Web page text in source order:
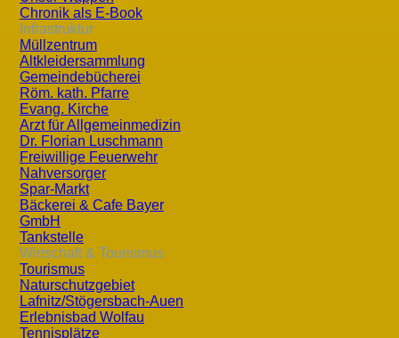
Chronik als E-Book
Infrastruktur
Müllzentrum
Altkleidersammlung
Gemeindebücherei
Röm. kath. Pfarre
Evang. Kirche
Arzt für Allgemeinmedizin
Dr. Florian Luschmann
Freiwillige Feuerwehr
Nahversorger
Spar-Markt
Bäckerei & Cafe Bayer
GmbH
Tankstelle
Wirtschaft & Tourismus
Tourismus
Naturschutzgebiet
Lafnitz/Stögersbach-Auen
Erlebnisbad Wolfau
Tennisplätze
Unsere Website verwendet so genannte Cookies. Dabei
Endgerät abgelegt werden. Sie richten keinen Schaden
Einige Cookies bleiben auf Ihrem Endgerät gespeichert,
Besuch wiederzuerkennen. Wenn Sie dies nicht
Cookies informiert und Sie dies nur im Einzelfall
eingeschränkt sein.
Social Media Cookies
Auf dieser Seite werden Social media Plug-ins
empfehlen und teilen zu können. Hierfür setzen wir ein
auf eines der in der Social Media Leiste angezeigten
Twitter etc. gesetzt werden, noch haben wir Zugriff darauf.
Web-Analyse